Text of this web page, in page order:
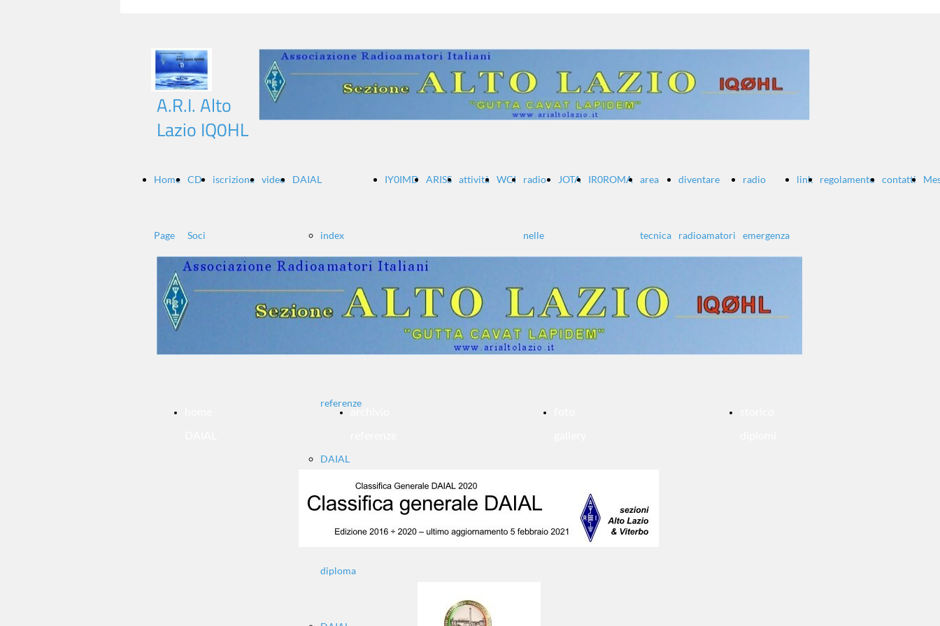
A.R.I. Alto
Lazio IQ0HL
Home
Page
CD-
Soci
iscrizione video DAIAL
index
DAIAL
referenze
DAIAL
storico
diploma
IY0IMD ARISS attività WCI radio
nelle
scuole
JOTA IR0ROMA area
tecnica
diventare
radioamatori
radio
emergenza
link regolamento contatti